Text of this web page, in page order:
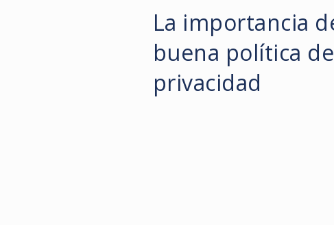
La importancia
buena política de
privacidad